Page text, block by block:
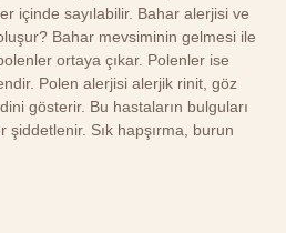
içinde sayılabilir. Bahar alerjisi ve
Bahar mevsiminin gelmesi ile
ortaya çıkar. Polenler ise
Polen alerjisi alerjik rinit, göz
gösterir. Bu hastaların bulguları
şiddetlenir. Sık hapşırma, burun